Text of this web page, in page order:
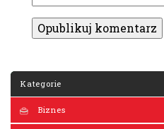
Kategorie
Biznes